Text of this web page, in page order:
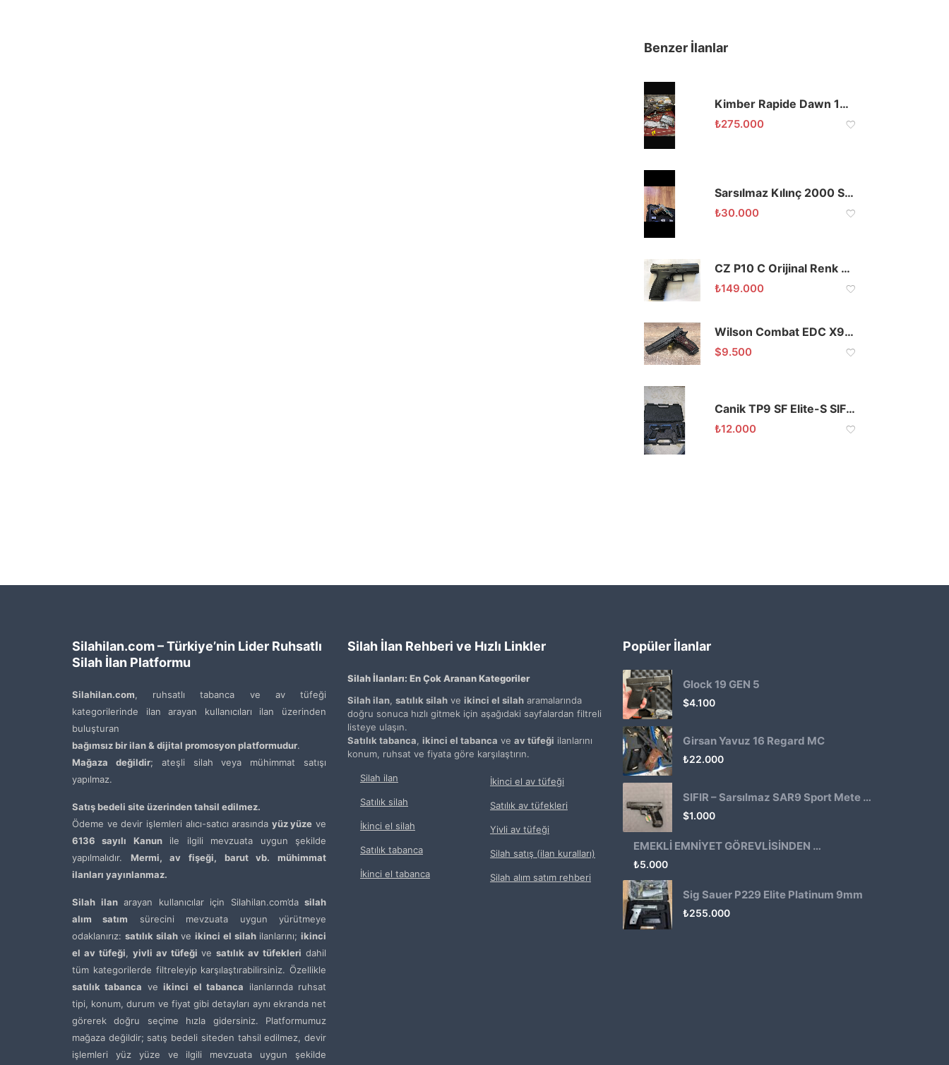
Benzer İlanlar
Kimber Rapide Dawn 1911 .45 ACP Sıfır Kutusunda
₺275.000
Sarsılmaz Kılınç 2000 Stainless 9×19
₺30.000
CZ P10 C Orijinal Renk 2022 Model
₺149.000
Wilson Combat EDC X9L 2.0 9×19
$9.500
Canik TP9 SF Elite-S SIFIR AYARINDA
₺12.000
Silahilan.com – Türkiye’nin Lider Ruhsatlı
Silah İlan Platformu
Silahilan.com, ruhsatlı tabanca ve av tüfeği
kategorilerinde ilan arayan kullanıcıları ilan üzerinden
buluşturan
bağımsız bir ilan & dijital promosyon platformudur.
Mağaza değildir; ateşli silah veya mühimmat satışı
yapılmaz.
Satış bedeli site üzerinden tahsil edilmez.
Ödeme ve devir işlemleri alıcı-satıcı arasında yüz yüze ve
6136 sayılı Kanunile ilgili mevzuata uygun şekilde
yapılmalıdır. Mermi, av fişeği, barut vb. mühimmat
ilanları yayınlanmaz.
Silah ilanarayan kullanıcılar için Silahilan.com’da silah
alım satım sürecini mevzuata uygun yürütmeye
odaklanırız: satılık silahve ikinci el silahilanlarını; ikinci
el av tüfeği, yivli av tüfeği vesatılık av tüfekleri dahil
tüm kategorilerde filtreleyip karşılaştırabilirsiniz. Özellikle
satılık tabanca veikinci el tabanca ilanlarında ruhsat
tipi, konum, durum ve fiyat gibi detayları aynı ekranda net
görerek doğru seçime hızla gidersiniz. Platformumuz
mağaza değildir; satış bedeli siteden tahsil edilmez, devir
işlemleri yüz yüze ve ilgili mevzuata uygun şekilde
Silah İlan Rehberi ve Hızlı Linkler
Silah İlanları: En Çok Aranan Kategoriler
Silah ilan satılık silah ve ikinci el silah aramalarında
doğru sonuca hızlı gitmek için aşağıdaki sayfalardan filtreli
listeye ulaşın.
Satılık tabanca ikinci el tabanca ve av tüfeği ilanlarını
konum, ruhsat ve fiyata göre karşılaştırın.
Silah ilan
Satılık silah
İkinci el silah
Satılık tabanca
İkinci el tabanca
İkinci el av tüfeği
Satılık av tüfekleri
Yivli av tüfeği
Silah satış (ilan kuralları)
Silah alım satım rehberi
Popüler İlanlar
Glock 19 GEN 5
$4.100
Girsan Yavuz 16 Regard MC
₺22.000
SIFIR – Sarsılmaz SAR9 Sport Mete Haki
$1.000
EMEKLİ EMNİYET GÖREVLİSİNDEN ATMACA 53 KLASİK14
₺5.000
Sig Sauer P229 Elite Platinum 9mm
₺255.000